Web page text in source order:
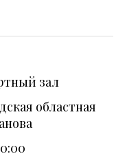
зал
областная